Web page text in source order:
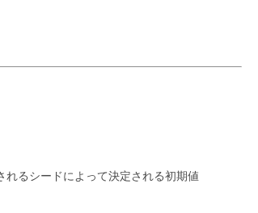
るシードによって決定される初期値